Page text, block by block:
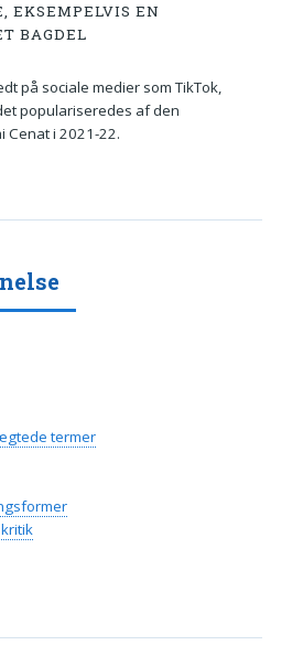
EKSEMPELVIS EN
BAGDEL
på sociale medier som TikTok,
populariseredes af den
Cenat i 2021-22.
termer